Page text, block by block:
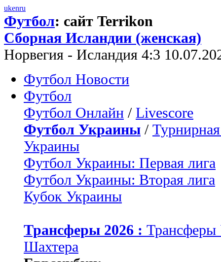
ukenru
Футбол: сайт Terrikon
Сборная Исландии (женская)
Норвегия - Исландия 4:3
Футбол Новости
Футбол
Футбол Онлайн / Livescore
Футбол Украины /
Украины
Футбол Украины: Первая лига
Футбол Украины: Вторая лига
Кубок Украины
Трансферы 2026 :
Шахтера